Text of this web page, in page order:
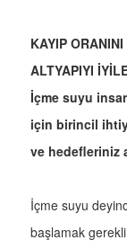
KAYIP
ALTYAPIYI
İçme suyu
için birincil
ve hedefleriniz
İçme suyu
başlamak